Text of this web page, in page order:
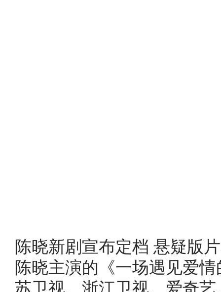
陈晓新剧宣布定档 悬疑版
陈晓主演的《一场遇见爱
苏卫视、浙江卫视、爱奇